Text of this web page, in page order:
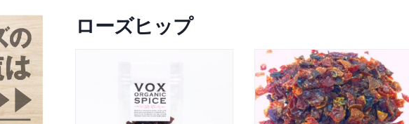
ローズヒップ